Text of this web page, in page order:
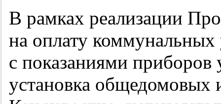
В рамках реализации
на оплату коммунальных
с показаниями приборов
установка общедомовых